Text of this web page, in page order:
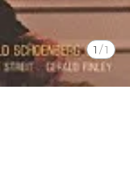
1 /1